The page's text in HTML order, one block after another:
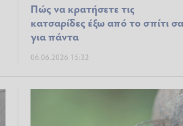
Πώς να κρατήσετε τις
κατσαρίδες έξω από το σπίτι
για πάντα
06.06.2026 15:32